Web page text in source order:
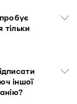
тільки
іншої